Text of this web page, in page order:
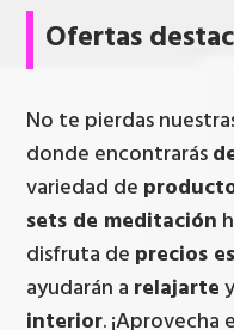
Ofertas
No te pierdas
donde encontrarás
variedad de
sets de meditación
disfruta de precios
ayudarán a relajarte
interior.